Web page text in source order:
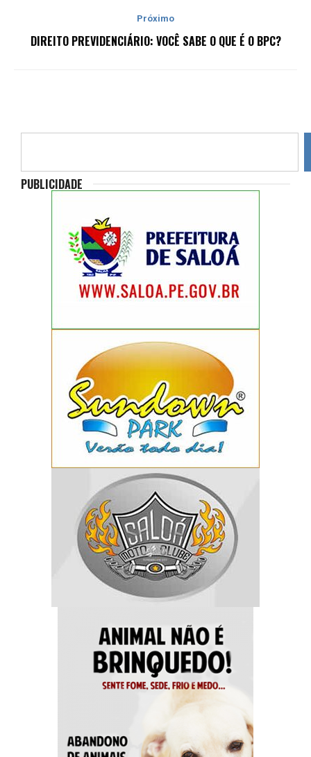
Próximo
DIREITO PREVIDENCIÁRIO: VOCÊ SABE O QUE É O BPC?
PUBLICIDADE